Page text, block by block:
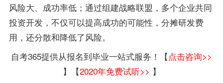
风险大、成功率低；通过组建战略联盟，多个企业共同
投资开发，不仅可以提高成功的可能性，分摊研发费
用，还分散和降低了风险。
自考365提供从报名到毕业一站式服务！【点击咨询>>
】【2020年免费试听>> 】